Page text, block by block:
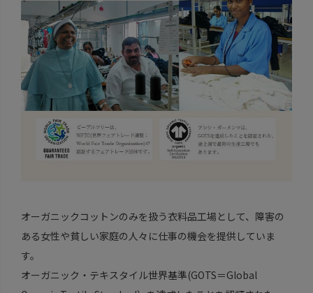
オーガニックコットンのみを扱う衣料品工場として、障害の
ある女性や貧しい家庭の人々に仕事の機会を提供していま
す。
オーガニック・テキスタイル世界基準(GOTS＝Global